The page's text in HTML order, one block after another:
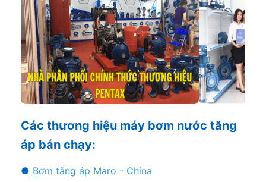
Các thương hiệu máy bơm nước tăng
áp bán chạy:
● Bơm tăng áp Maro - China